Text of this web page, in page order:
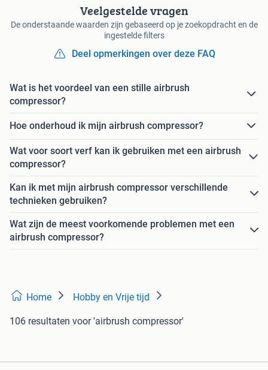
Veelgestelde vragen
De onderstaande waarden zijn gebaseerd op je zoekopdracht en de
ingestelde filters
Deel opmerkingen over deze FAQ
Wat is het voordeel van een stille airbrush
compressor?
Hoe onderhoud ik mijn airbrush compressor?
Wat voor soort verf kan ik gebruiken met een airbrush
compressor?
Kan ik met mijn airbrush compressor verschillende
technieken gebruiken?
Wat zijn de meest voorkomende problemen met een
airbrush compressor?
Home Hobby en Vrije tijd
106 resultaten voor 'airbrush compressor'